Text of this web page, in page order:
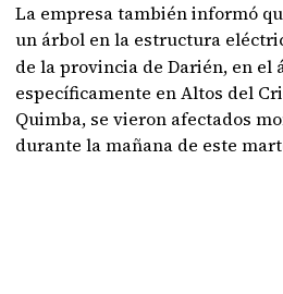
La empresa también informó
un árbol en la estructura
de la provincia de Darién, en el
específicamente en Altos del
Quimba, se vieron afectados
durante la mañana de este